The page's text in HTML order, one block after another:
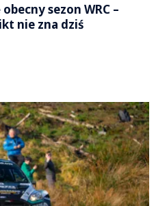
sezon WRC –
nie zna dziś